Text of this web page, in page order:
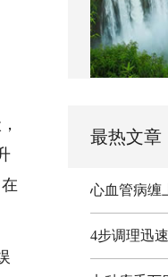
最热文章
心血管病缠
4步调理迅